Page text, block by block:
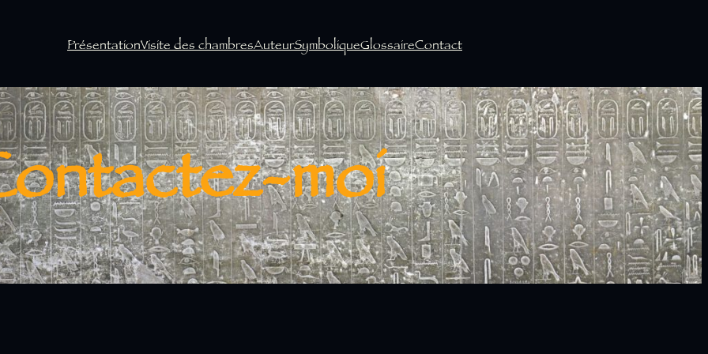
PrésentationVisite des chambresAuteurSymboliqueGlossaireContact
moi